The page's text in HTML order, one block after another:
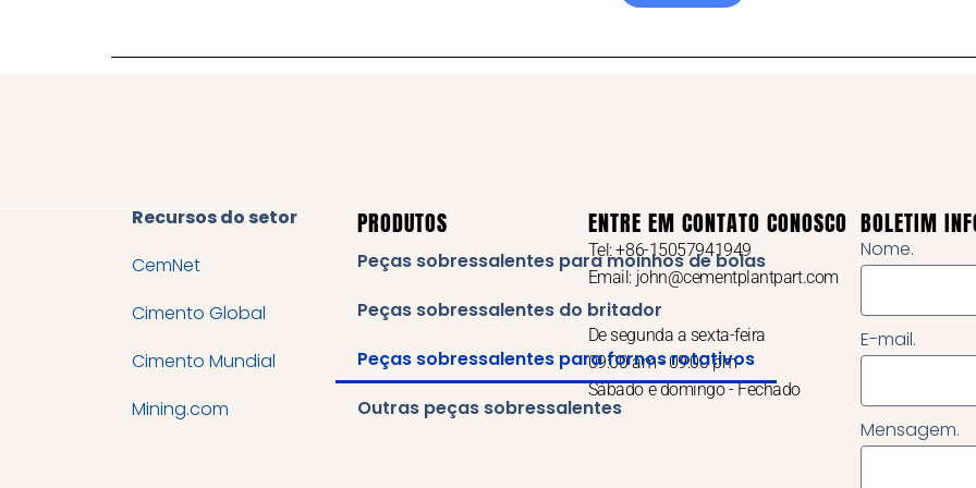
Recursos do setor
CemNet
Cimento Global
Cimento Mundial
Mining.com
PRODUTOS
Peças sobressalentes para moinhos de bolas
Peças sobressalentes do britador
Peças sobressalentes para fornos rotativos
Outras peças sobressalentes
ENTRE EM CONTATO CONOSCO
Tel: +86-15057941949
Email: john@cementplantpart.com
De segunda a sexta-feira
09:00 am - 09:00 pm
Sábado e domingo - Fechado
BOLETIM
Nome.
E-mail.
Mensagem.